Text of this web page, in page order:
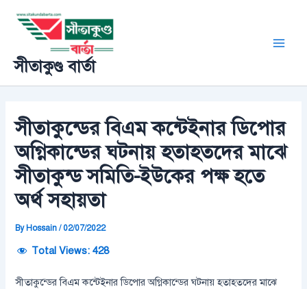
content
সীতাকুণ্ড বার্তা
সীতাকুন্ডের বিএম কন্টেইনার ডিপোর
অগ্নিকান্ডের ঘটনায় হতাহতদের মাঝে
সীতাকুন্ড সমিতি-ইউকের পক্ষ হতে
অর্থ সহায়তা
By Hossain/ 02/07/2022
Total Views: 428
সীতাকুন্ডের বিএম কন্টেইনার ডিপোর অগ্নিকান্ডের ঘটনায় হতাহতদের মাঝে
navigation